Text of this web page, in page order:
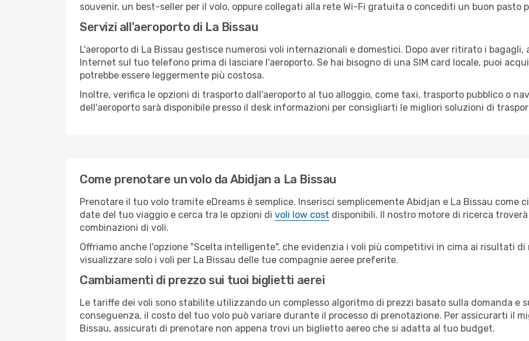
souvenir, un best-seller per il volo, oppure collegati alla rete Wi-Fi gratuita o concediti un buon pasto
Servizi all'aeroporto di La Bissau
L'aeroporto di La Bissau gestisce numerosi voli internazionali e domestici. Dopo aver ritirato i
Internet sul tuo telefono prima di lasciare l'aeroporto. Se hai bisogno di una SIM card locale, puoi
potrebbe essere leggermente più costosa.
Inoltre, verifica le opzioni di trasporto dall'aeroporto al tuo alloggio, come taxi, trasporto pubblico o
dell'aeroporto sarà disponibile presso il desk informazioni per consigliarti le migliori soluzioni di
Come prenotare un volo da Abidjan a La Bissau
Prenotare il tuo volo tramite eDreams è semplice. Inserisci semplicemente Abidjan e La Bissau come
date del tuo viaggio e cerca tra le opzioni di voli low cost disponibili. Il nostro motore di ricerca
combinazioni di voli.
Offriamo anche l'opzione "Scelta intelligente", che evidenzia i voli più competitivi in cima ai risultati
visualizzare solo i voli per La Bissau delle tue compagnie aeree preferite.
Cambiamenti di prezzo sui tuoi biglietti aerei
Le tariffe dei voli sono stabilite utilizzando un complesso algoritmo di prezzi basato sulla domanda e
conseguenza, il costo del tuo volo può variare durante il processo di prenotazione. Per assicurarti il
Bissau, assicurati di prenotare non appena trovi un biglietto aereo che si adatta al tuo budget.